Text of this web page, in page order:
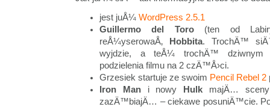
jest juÅ¼ WordPress 2.5.1
Guillermo del Toro(ten od
reÅ¼yserowaÅ‚
Hobbita. TrochÄ™
wyjdzie, a teÅ¼ trochÄ™ dziwnym
podzielenia filmu na 2 czÄ™Å›ci.
Grzesiek startuje ze swoim Pencil Rebel 2
Iron Mani nowy Hulk majÄ…
zazÄ™biajÄ… – ciekawe posuniÄ™cie.